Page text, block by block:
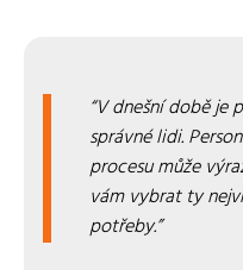
V dnešní době je
správné lidi.
procesu může
vám vybrat ty
potřeby.